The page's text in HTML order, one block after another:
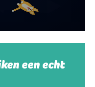
een echt